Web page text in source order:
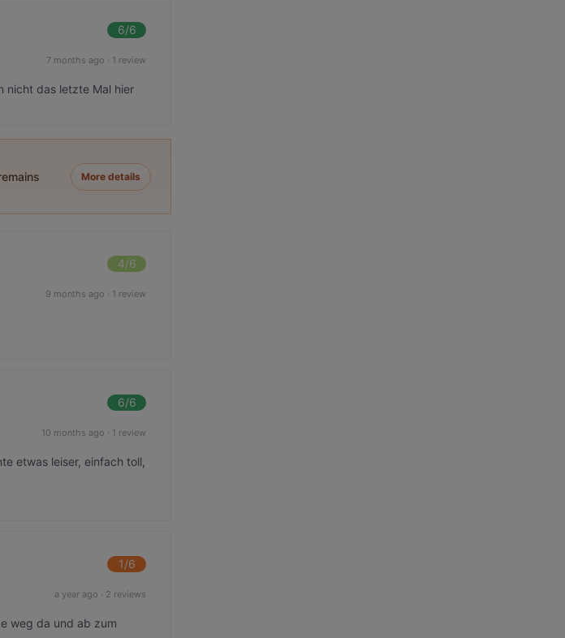
6/6
7 months ago · 1 review
nicht das letzte Mal hier
More details
4/6
9 months ago · 1 review
6/6
10 months ago · 1 review
etwas leiser, einfach toll,
1/6
a year ago · 2 reviews
weg da und ab zum